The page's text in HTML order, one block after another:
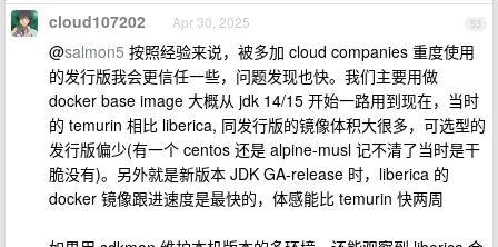
53
cloud107202 Apr 30, 2025
@salmon5 按照经验来说，被多加 cloud companies 重度使用
的发行版我会更信任一些，问题发现也快。我们主要用做
docker base image 大概从 jdk 14/15 开始一路用到现在，当时
的 temurin 相比 liberica, 同发行版的镜像体积大很多，可选型的
发行版偏少(有一个 centos 还是 alpine-musl 记不清了当时是干
脆没有)。另外就是新版本 JDK GA-release 时，liberica 的
docker 镜像跟进速度是最快的，体感能比 temurin 快两周